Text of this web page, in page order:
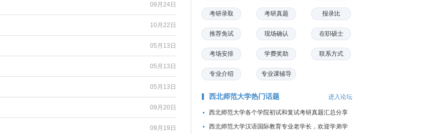
09月24日
10月22日
05月13日
05月13日
05月13日
09月20日
09月19日
考研录取 考研真题 报录比
推荐免试 现场确认 在职硕士
考场安排 学费奖助 联系方式
专业介绍 专业课辅导
西北师范大学热门话题 进入论坛
西北师范大学各个学院初试和复试考研真题汇总分享
西北师范大学汉语国际教育专业老学长，欢迎学弟学